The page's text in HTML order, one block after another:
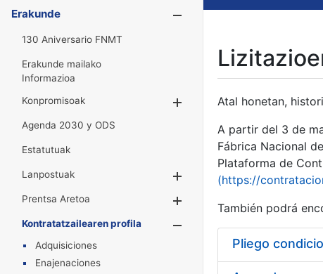
Erakunde
130 Aniversario FNMT
Erakunde mailako
Informazioa
Konpromisoak
Erakutsi/Ezkutatu
Agenda 2030 y ODS
Estatutuak
Lanpostuak
Erakutsi/Ezkutatu
Prentsa Aretoa
Erakutsi/Ezkutatu
Kontratatzailearen profila
Erakutsi/
Adquisiciones
Enajenaciones
Atal honetan,
A partir del 3 de
Fábrica Nacional
Plataforma de
(https://
También podrá
Pliego